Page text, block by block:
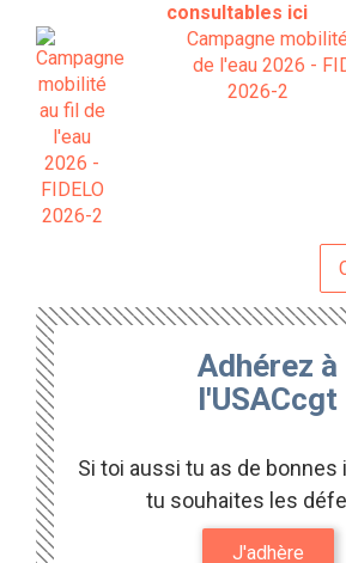
consultables ici
Campagne
de l'eau 2026 -
2026-2
Adhérez à
l'USACcgt
Si toi aussi tu as de bonnes
tu souhaites les
J'adhère